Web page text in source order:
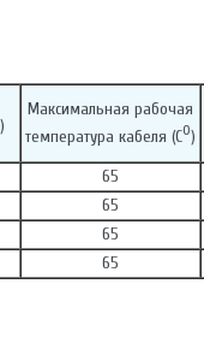
)
Максимальная рабочая
температура кабеля (С0)
65
65
65
65